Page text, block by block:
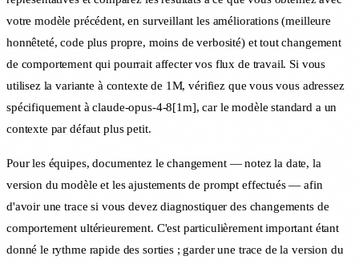
votre modèle précédent, en surveillant les améliorations (meilleure
honnêteté, code plus propre, moins de verbosité) et tout changement
de comportement qui pourrait affecter vos flux de travail. Si vous
utilisez la variante à contexte de 1M, vérifiez que vous vous adressez
spécifiquement à claude-opus-4-8[1m], car le modèle standard a un
contexte par défaut plus petit.
Pour les équipes, documentez le changement — notez la date, la
version du modèle et les ajustements de prompt effectués — afin
d'avoir une trace si vous devez diagnostiquer des changements de
comportement ultérieurement. C'est particulièrement important étant
donné le rythme rapide des sorties ; garder une trace de la version du